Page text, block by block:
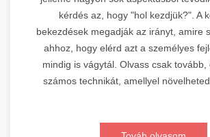
kérdés az, hogy "hol kezdjük?". A
bekezdések megadják az irányt, amire
ahhoz, hogy elérd azt a személyes
mindig is vágytál. Olvass csak tovább,
számos technikát, amellyel